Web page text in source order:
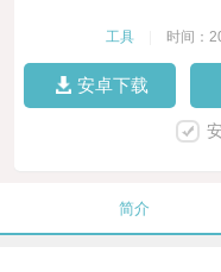
工具 时间：
安卓下载
简介